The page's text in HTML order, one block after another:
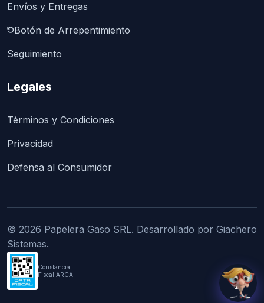
Envíos y Entregas
Botón de Arrepentimiento
Seguimiento
Legales
Términos y Condiciones
Privacidad
Defensa al Consumidor
© 2026 Papelera Gaso SRL. Desarrollado por Giachero
Sistemas.
Constancia
Fiscal ARCA
💬